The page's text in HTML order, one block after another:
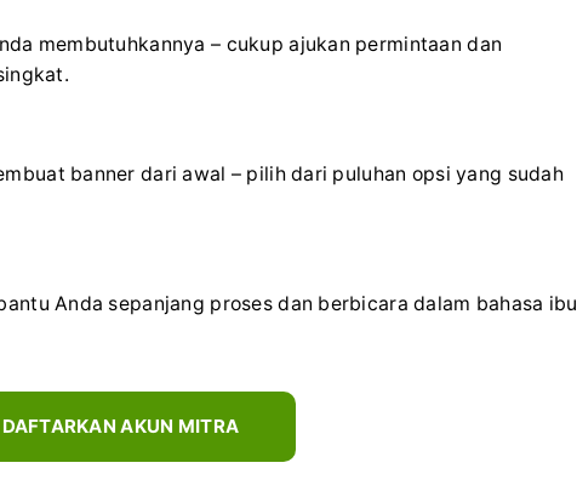
membutuhkannya – cukup ajukan permintaan dan
banner dari awal – pilih dari puluhan opsi yang sudah
Anda sepanjang proses dan berbicara dalam bahasa ibu
DAFTARKAN AKUN MITRA